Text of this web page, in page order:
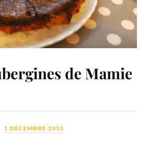
de Mamie
1 DÉCEMBRE 2015